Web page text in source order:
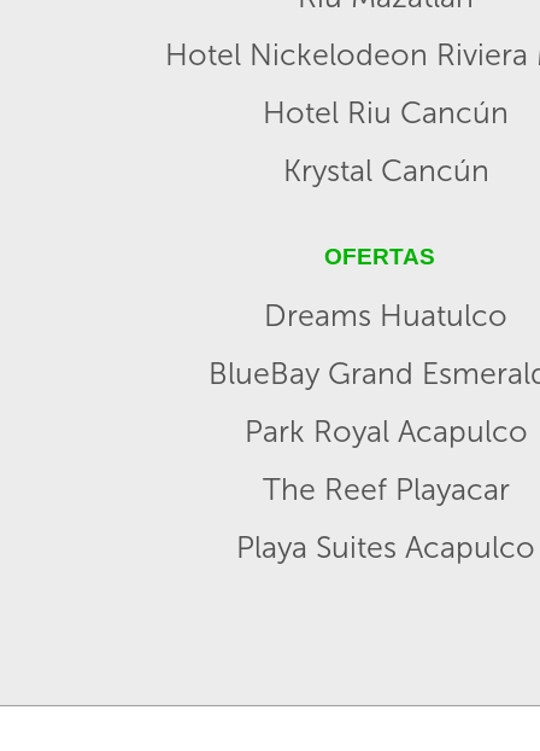
Hotel Nickelodeon Riviera
Hotel Riu Cancún
Krystal Cancún
OFERTAS
Dreams Huatulco
BlueBay Grand
Park Royal Acapulco
The Reef Playacar
Playa Suites Acapulco